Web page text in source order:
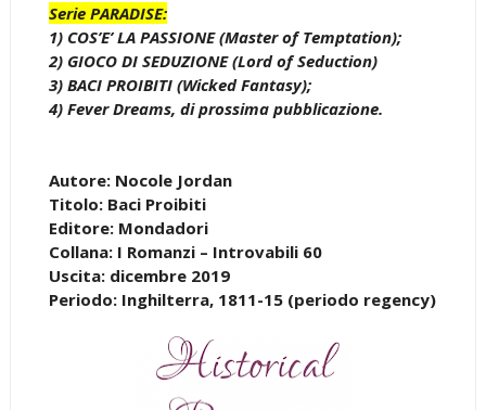
Serie PARADISE:
1) COS’E’ LA PASSIONE (Master of Temptation);
2) GIOCO DI SEDUZIONE (Lord of Seduction)
3) BACI PROIBITI (Wicked Fantasy);
4) Fever Dreams, di prossima pubblicazione.
Autore: Nocole Jordan
Titolo: Baci Proibiti
Editore: Mondadori
Collana: I Romanzi – Introvabili 60
Uscita: dicembre 2019
Periodo: Inghilterra, 1811-15 (periodo regency)